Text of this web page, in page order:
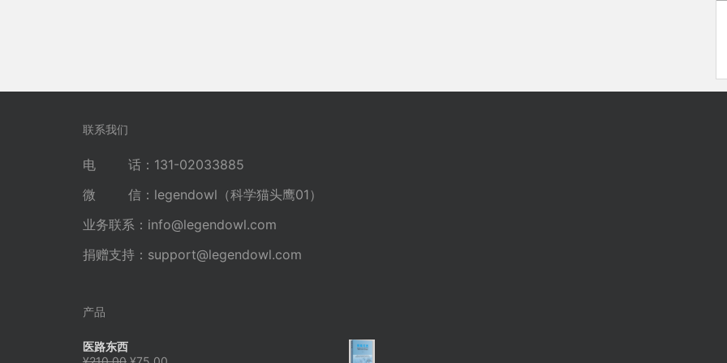
联系我们
电 话：131-02033885
微 信：legendowl（科学猫头鹰01）
业务联系： info@legendowl.com
捐赠支持： support@legendowl.com
产品
医路东西
原